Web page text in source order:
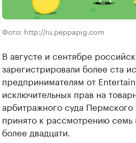
Фото: http://ru.peppapig.com
В августе и сентябре
зарегистрировали более ста
предпринимателям от
исключительных прав на
арбитражного суда Пермского
принято к рассмотрению семь
более двадцати.